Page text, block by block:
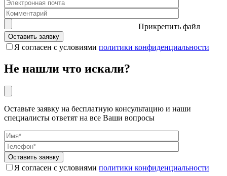
Прикрепить файл
Я согласен с условиями политики конфиденциальности
Не нашли что искали?
Оставьте заявку на бесплатную консультацию и наши
специалисты ответят на все Ваши вопросы
Я согласен с условиями политики конфиденциальности